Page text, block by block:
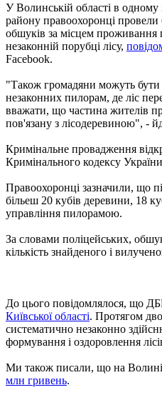
У Волинській області в одному
району правоохоронці провели
обшуків за місцем проживання
незаконній порубці лісу,
Facebook.
"Також громадяни можуть бути
незаконних пилорам, де ліс
вважати, що частина жителів
пов'язану з лісодеревиною", -
Кримінальне провадження
Кримінального кодексу
Правоохоронці зазначили, що
більеш 20 кубів деревини, 18
управління пилорамою.
За словами поліцейських,
кількість знайденого і
До цього повідомлялося, що
Київської області. Протягом
систематично незаконно
формування і оздоровлення
Ми також писали, що на
млн ​​гривень.